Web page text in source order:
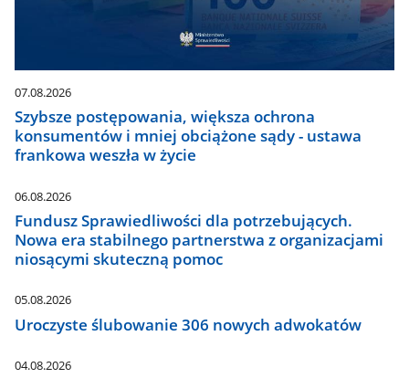
07.08.2026
Szybsze postępowania, większa ochrona
konsumentów i mniej obciążone sądy - ustawa
frankowa weszła w życie
06.08.2026
Fundusz Sprawiedliwości dla potrzebujących.
Nowa era stabilnego partnerstwa z organizacjami
niosącymi skuteczną pomoc
05.08.2026
Uroczyste ślubowanie 306 nowych adwokatów
04.08.2026